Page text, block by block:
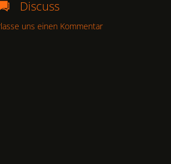
Discuss
uns einen Kommentar